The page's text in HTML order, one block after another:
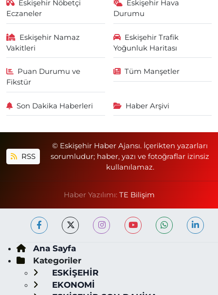
Eskişehir Nöbetçi
Eczaneler
Eskişehir Hava
Durumu
Eskişehir Namaz
Vakitleri
Eskişehir Trafik
Yoğunluk Haritası
Puan Durumu ve
Fikstür
Tüm Manşetler
Son Dakika Haberleri Haber Arşivi
RSS
© Eskişehir Haber Ajansı. İçerikten yazarları
sorumludur; haber, yazı ve fotoğraflar izinsiz
kullanılamaz.
Haber Yazılımı: TE Bilişim
Ana Sayfa
Kategoriler
ESKİŞEHİR
EKONOMİ